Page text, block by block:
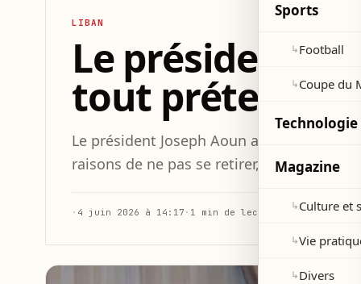
LIBAN
Le président
tout prétexte à
Le président Joseph Aoun a souligné la
raisons de ne pas se retirer, lors d'une
· 4 juin 2026 à 14:17 · 1 min de lecture
Sports
↳Football
↳Coupe du
Technologie
Magazine
↳Culture et
↳Vie
↳Divers